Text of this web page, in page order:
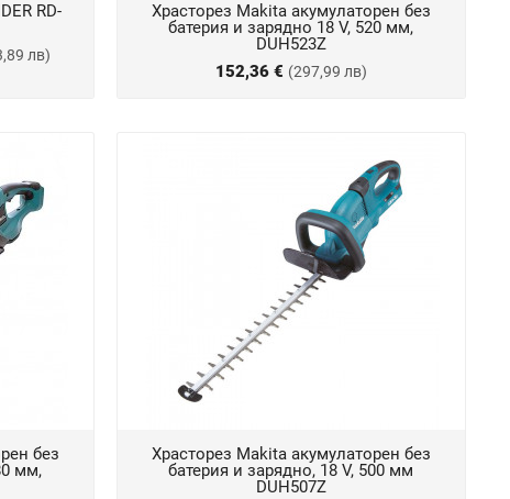
RD-
лв)
Храсторез Makita акумулаторен без
батерия и зарядно 18 V, 520 мм,
DUH523Z
152,36 € (297,99 лв)
без
мм,
Храсторез Makita акумулаторен без
батерия и зарядно, 18 V, 500 мм
DUH507Z